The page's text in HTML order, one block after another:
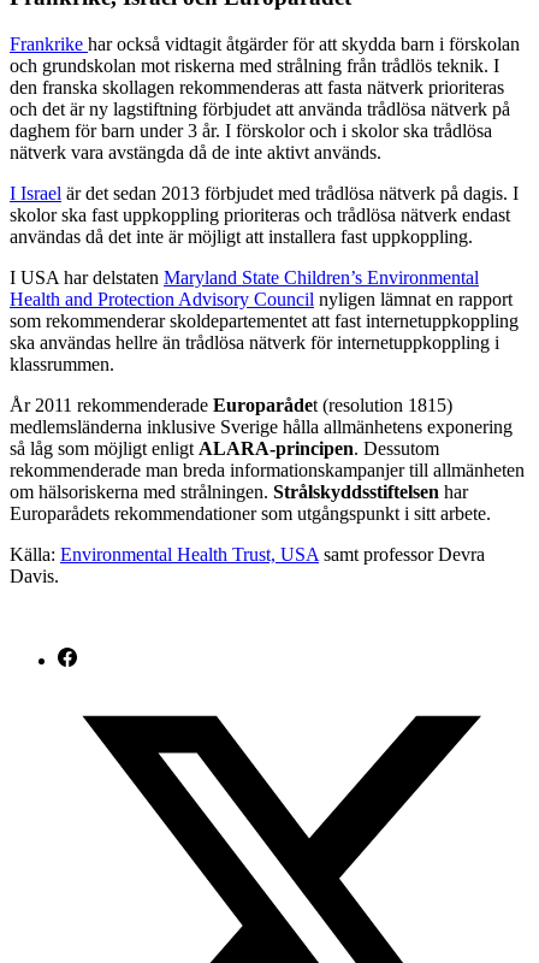
Frankrike har också vidtagit åtgärder för att skydda barn i förskolan
och grundskolan mot riskerna med strålning från trådlös teknik. I
den franska skollagen rekommenderas att fasta nätverk prioriteras
och det är ny lagstiftning förbjudet att använda trådlösa nätverk på
daghem för barn under 3 år. I förskolor och i skolor ska trådlösa
nätverk vara avstängda då de inte aktivt används.
I Israel är det sedan 2013 förbjudet med trådlösa nätverk på dagis. I
skolor ska fast uppkoppling prioriteras och trådlösa nätverk endast
användas då det inte är möjligt att installera fast uppkoppling.
I USA har delstaten Maryland State Children’s Environmental
Health and Protection Advisory Council nyligen lämnat en rapport
som rekommenderar skoldepartementet att fast internetuppkoppling
ska användas hellre än trådlösa nätverk för internetuppkoppling i
klassrummen.
År 2011 rekommenderade Europarådet (resolution 1815)
medlemsländerna inklusive Sverige hålla allmänhetens exponering
så låg som möjligt enligt ALARA-principen. Dessutom
rekommenderade man breda informationskampanjer till allmänheten
om hälsoriskerna med strålningen. Strålskyddsstiftelsen har
Europarådets rekommendationer som utgångspunkt i sitt arbete.
Källa: Environmental Health Trust, USA samt professor Devra
Davis.